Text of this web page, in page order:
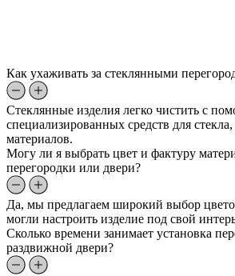
Как ухаживать за стеклянными
Стеклянные изделия легко чистить с
специализированных средств для
материалов.
Могу ли я выбрать цвет и фактуру
перегородки или двери?
Да, мы предлагаем широкий выбор
могли настроить изделие под свой
Сколько времени занимает установка
раздвижной двери?